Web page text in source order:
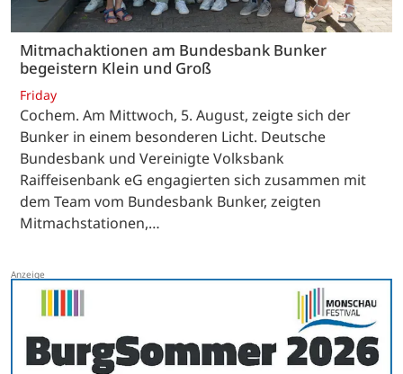
Mitmachaktionen am Bundesbank Bunker
begeistern Klein und Groß
Friday
Cochem. Am Mittwoch, 5. August, zeigte sich der
Bunker in einem besonderen Licht. Deutsche
Bundesbank und Vereinigte Volksbank
Raiffeisenbank eG engagierten sich zusammen mit
dem Team vom Bundesbank Bunker, zeigten
Mitmachstationen,…